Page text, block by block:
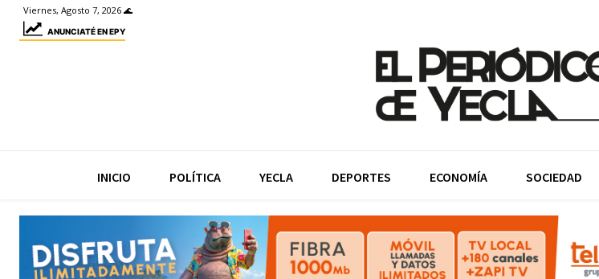
Viernes, Agosto 7, 2026 🌊
ANUNCIATÉ EN EPY
INICIO POLÍTICA YECLA DEPORTES ECONOMÍA SOCIEDAD